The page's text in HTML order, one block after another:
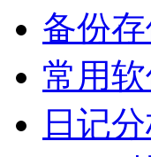
备份
常用
日记